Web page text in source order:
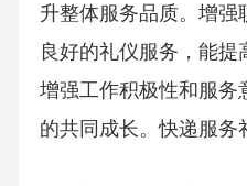
升整体服务品质。增强
良好的礼仪服务，能提
增强工作积极性和服务
的共同成长。快递服务